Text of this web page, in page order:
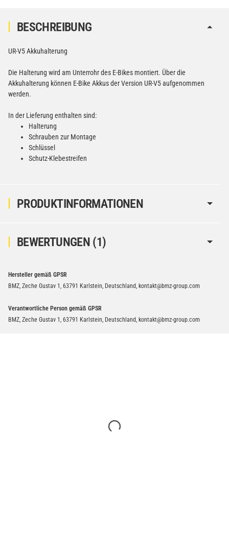
PRODUKTINFORMATIONEN
BESCHREIBUNG
UR-V5 Akkuhalterung
Die Halterung wird am Unterrohr des E-Bikes montiert. Über die
Akkuhalterung können E-Bike Akkus der Version UR-V5 aufgenommen
werden.
In der Lieferung enthalten sind:
Halterung
Schrauben zur Montage
Schlüssel
Schutz-Klebestreifen
BEWERTUNGEN (1)
Hersteller gemäß GPSR
BMZ, Zeche Gustav 1, 63791 Karlstein, Deutschland, kontakt@bmz-group.com
Verantwortliche Person gemäß GPSR
BMZ, Zeche Gustav 1, 63791 Karlstein, Deutschland, kontakt@bmz-group.com